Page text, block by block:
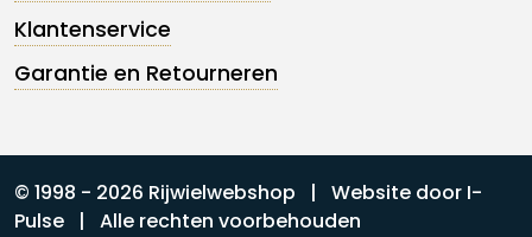
Klantenservice
Garantie en Retourneren
© 1998 - 2026 Rijwielwebshop | Website door I-
Pulse | Alle rechten voorbehouden